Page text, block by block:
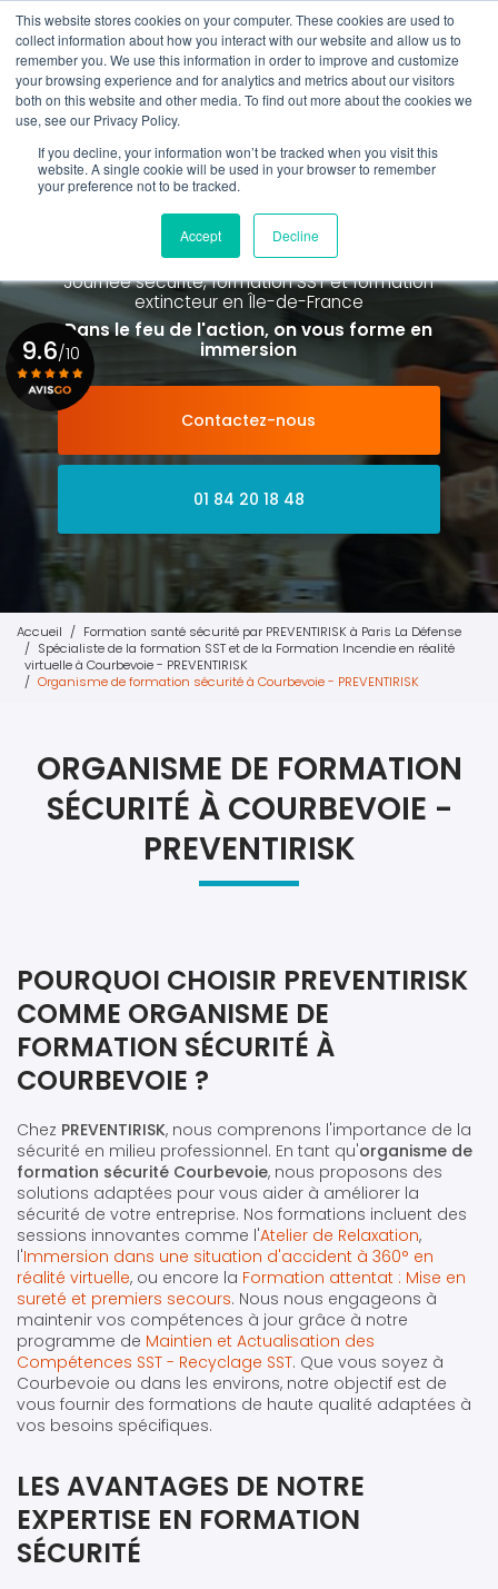
This website stores cookies on your computer. These cookies are used to
collect information about how you interact with our website and allow us to
remember you. We use this information in order to improve and customize
your browsing experience and for analytics and metrics about our visitors
both on this website and other media. To find out more about the cookies we
use, see our Privacy Policy.
If you decline, your information won’t be tracked when you visit this
website. A single cookie will be used in your browser to remember
your preference not to be tracked.
Accept Decline
Aller
au
contenu
principal
01 84 20 18 48
Spécialiste de la formation SST et
de la Formation Incendie
à Paris La Défense depuis 2015
Journée sécurité, formation SST et formation
extincteuren Île-de-France
Dans le feu de l'action, on vous forme en
immersion
Contactez-nous
01 84 20 18 48
9.6/10
Voir le certificat
Accueil
Formation santé sécurité par PREVENTIRISK à Paris La Défense
Spécialiste de la formation SST et de la Formation Incendie en réalité
virtuelle à Courbevoie - PREVENTIRISK
Organisme de formation sécurité à Courbevoie - PREVENTIRISK
ORGANISME DE FORMATION
SÉCURITÉ À COURBEVOIE -
PREVENTIRISK
POURQUOI CHOISIR PREVENTIRISK
COMME ORGANISME DE
FORMATION SÉCURITÉ À
COURBEVOIE ?
Chez PREVENTIRISK, nous comprenons l'importance de la
sécurité en milieu professionnel. En tant qu'organisme de
formation sécurité Courbevoie, nous proposons des
solutions adaptées pour vous aider à améliorer la
sécurité de votre entreprise. Nos formations incluent des
sessions innovantes comme l'Atelier de Relaxation,
l'Immersion dans une situation d'accident à 360° en
réalité virtuelle, ou encore la Formation attentat : Mise en
sureté et premiers secours. Nous nous engageons à
maintenir vos compétences à jour grâce à notre
programme de Maintien et Actualisation des
Compétences SST - Recyclage SST. Que vous soyez à
Courbevoie ou dans les environs, notre objectif est de
vous fournir des formations de haute qualité adaptées à
vos besoins spécifiques.
LES AVANTAGES DE NOTRE
EXPERTISE EN FORMATION
SÉCURITÉ